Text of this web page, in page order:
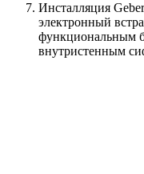
Инсталляция
электронный
функциональным
внутристенным